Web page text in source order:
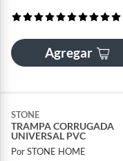
Agregar
STONE
TRAMPA CORRUGADA
UNIVERSAL PVC
Por STONE HOME